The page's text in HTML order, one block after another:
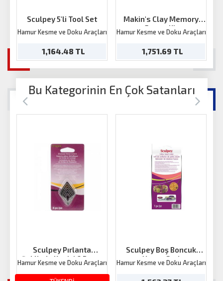
Sculpey 5'li Tool Set
Hamur Kesme ve Doku Araçları
1,164.48 TL
Makin's Clay Memory
Frame Kit
Hamur Kesme ve Doku Araçları
1,751.69 TL
Bu Kategorinin En Çok Satanları
Sculpey Pırlanta
Şeklinde Kesici 6 Parça
Hamur Kesme ve Doku Araçları
Sculpey Boş Boncuk
Yapım Seti
Hamur Kesme ve Doku Araçları